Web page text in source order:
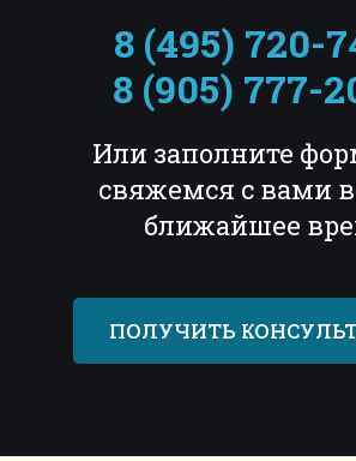
8 (495) 720-
8 (905) 777-
Или заполните
свяжемся с вами
ближайшее
ПОЛУЧИТЬ